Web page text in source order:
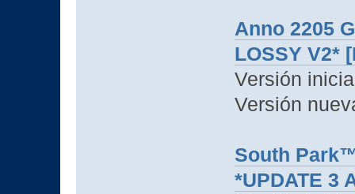
Anno 2205
LOSSY V2*
Versión
Versión
South
*UPDATE 3